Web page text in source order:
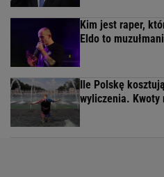
Kim jest raper,
Eldo to
Ile Polskę
wyliczenia. Kwoty